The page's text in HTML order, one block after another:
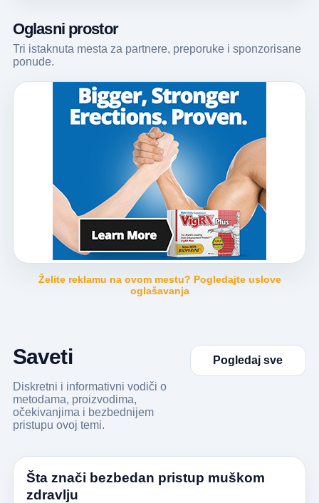
Oglasni prostor
Tri istaknuta mesta za partnere, preporuke i sponzorisane
ponude.
Želite reklamu na ovom mestu? Pogledajte uslove
oglašavanja
Saveti
Diskretni i informativni vodiči o
metodama, proizvodima,
očekivanjima i bezbednijem
pristupu ovoj temi.
Pogledaj sve
Šta znači bezbedan pristup muškom
zdravlju